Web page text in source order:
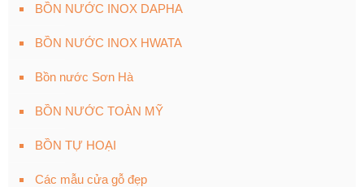
BỒN NƯỚC INOX DAPHA
BỒN NƯỚC INOX HWATA
Bồn nước Sơn Hà
BỒN NƯỚC TOÀN MỸ
BỒN TỰ HOẠI
Các mẫu cửa gỗ đẹp